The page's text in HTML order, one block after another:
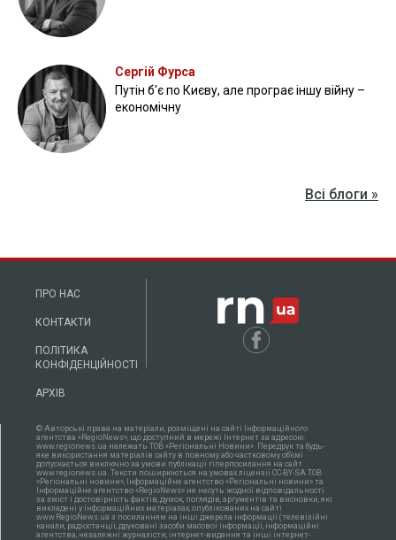
Сергій Фурса
Путін б'є по Києву, але програє іншу війну –
економічну
Всі блоги »
ПРО НАС
КОНТАКТИ
ПОЛІТИКА
КОНФІДЕНЦІЙНОСТІ
АРХІВ
© Авторські права на матеріали, розміщені на сайті Інформаційного
агентства «RegioNews», що доступний в мережі Інтернет за адресою:
www.regionews.ua належать ТОВ «Регіональні Новини». Передрук та будь-
яке використання матеріалів сайту в повному або частковому об'ємі
допускається виключно за умови публікації гіперпосилання на сайт
www.regionews.ua. Тексти поширюються нa умовах ліцензії CC-BY-SA ТОВ
«Регіональні новини», Інформаційне агентство «Регіональні новини» та
Інформаційне агентство «RegioNews» не несуть жодної відповідальності
за зміст і достовірність фактів, думок, поглядів, аргументів та висновки, які
викладені у інформаційних матеріалах, опублікованих на сайті
www.RegioNews.ua з посиланням на інші джерела інформації (телевізійні
канали, радіостанції, друковані засоби масової інформації, інформаційні
агентства, незалежні журналісти, інтернет-видання та інші інтернет-